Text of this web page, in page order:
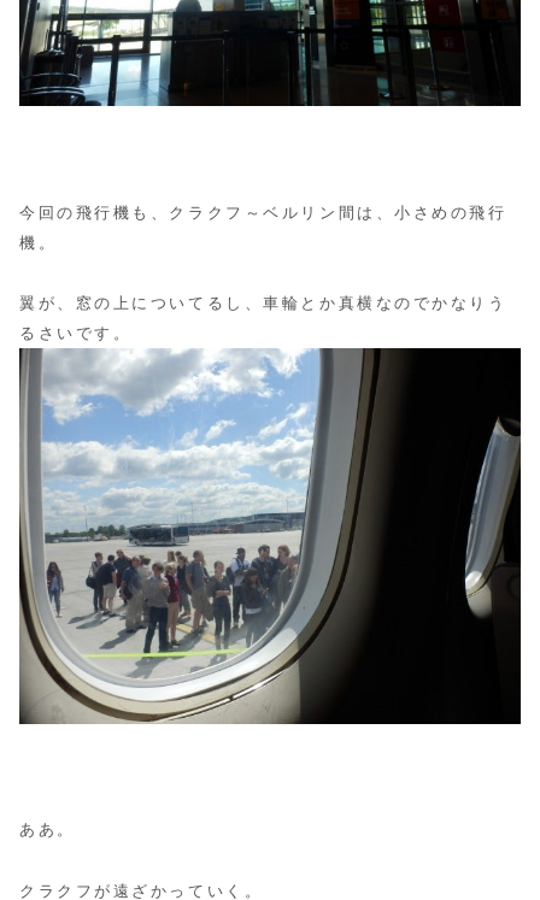
今回の飛行機も、クラクフ～ベルリン間は、小さめの飛行
機。
翼が、窓の上についてるし、車輪とか真横なのでかなりう
るさいです。
ああ。
クラクフが遠ざかっていく。